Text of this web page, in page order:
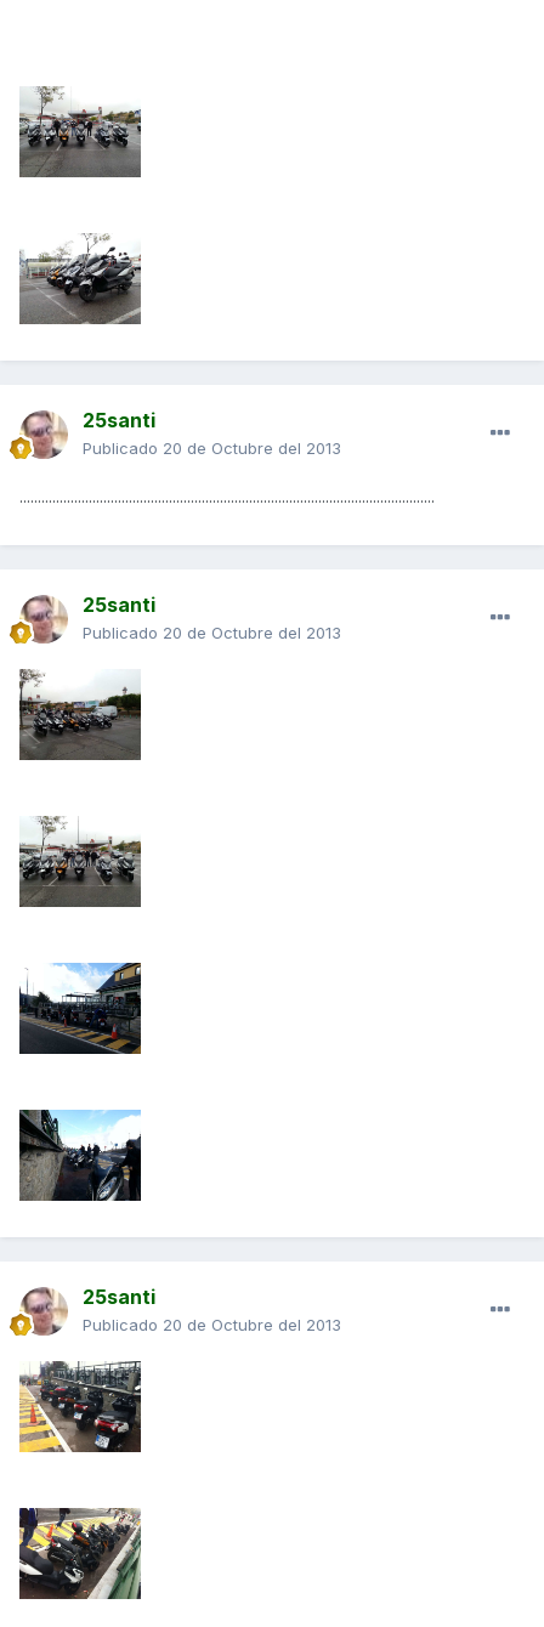
25santi
Publicado 20 de Octubre del 2013
..................................................................................................................
25santi
Publicado 20 de Octubre del 2013
25santi
Publicado 20 de Octubre del 2013